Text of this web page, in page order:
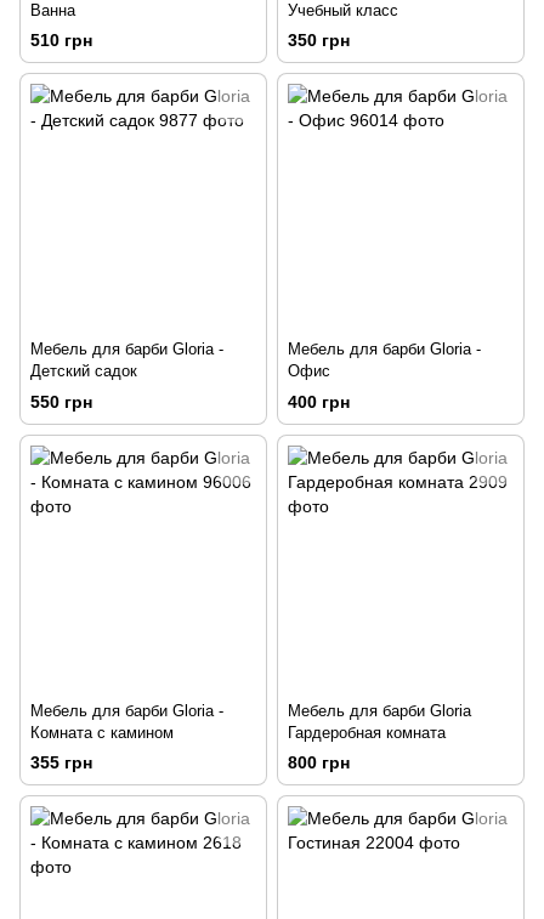
Ванна
510 грн
Учебный класс
350 грн
Мебель для барби Gloria -
Детский садок
550 грн
Мебель для барби Gloria -
Офис
400 грн
Мебель для барби Gloria -
Комната с камином
355 грн
Мебель для барби Gloria
Гардеробная комната
800 грн